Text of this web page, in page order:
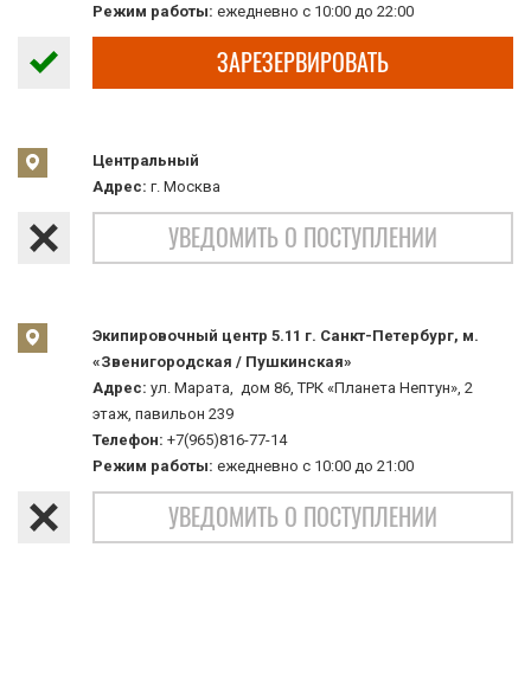
Режим работы: ежедневно с 10:00 до 22:00
ЗАРЕЗЕРВИРОВАТЬ
Центральный
Адрес: г. Москва
УВЕДОМИТЬ О ПОСТУПЛЕНИИ
Экипировочный центр 5.11 г. Санкт-Петербург, м.
«Звенигородская / Пушкинская»
Адрес: ул. Марата, дом 86, ТРК «Планета Нептун», 2
этаж, павильон 239
Телефон: +7(965)816-77-14
Режим работы: ежедневно с 10:00 до 21:00
УВЕДОМИТЬ О ПОСТУПЛЕНИИ